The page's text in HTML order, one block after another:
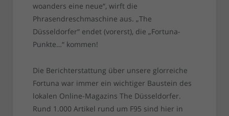
woanders eine neue“, wirft die
Phrasendreschmaschine aus. „The
Düsseldorfer“ endet (vorerst), die „Fortuna-
Punkte…“ kommen!
Die Berichterstattung über unsere glorreiche
Fortuna war immer ein wichtiger Baustein des
lokalen Online-Magazins The Düsseldorfer.
Rund 1.000 Artikel rund um F95 sind hier in